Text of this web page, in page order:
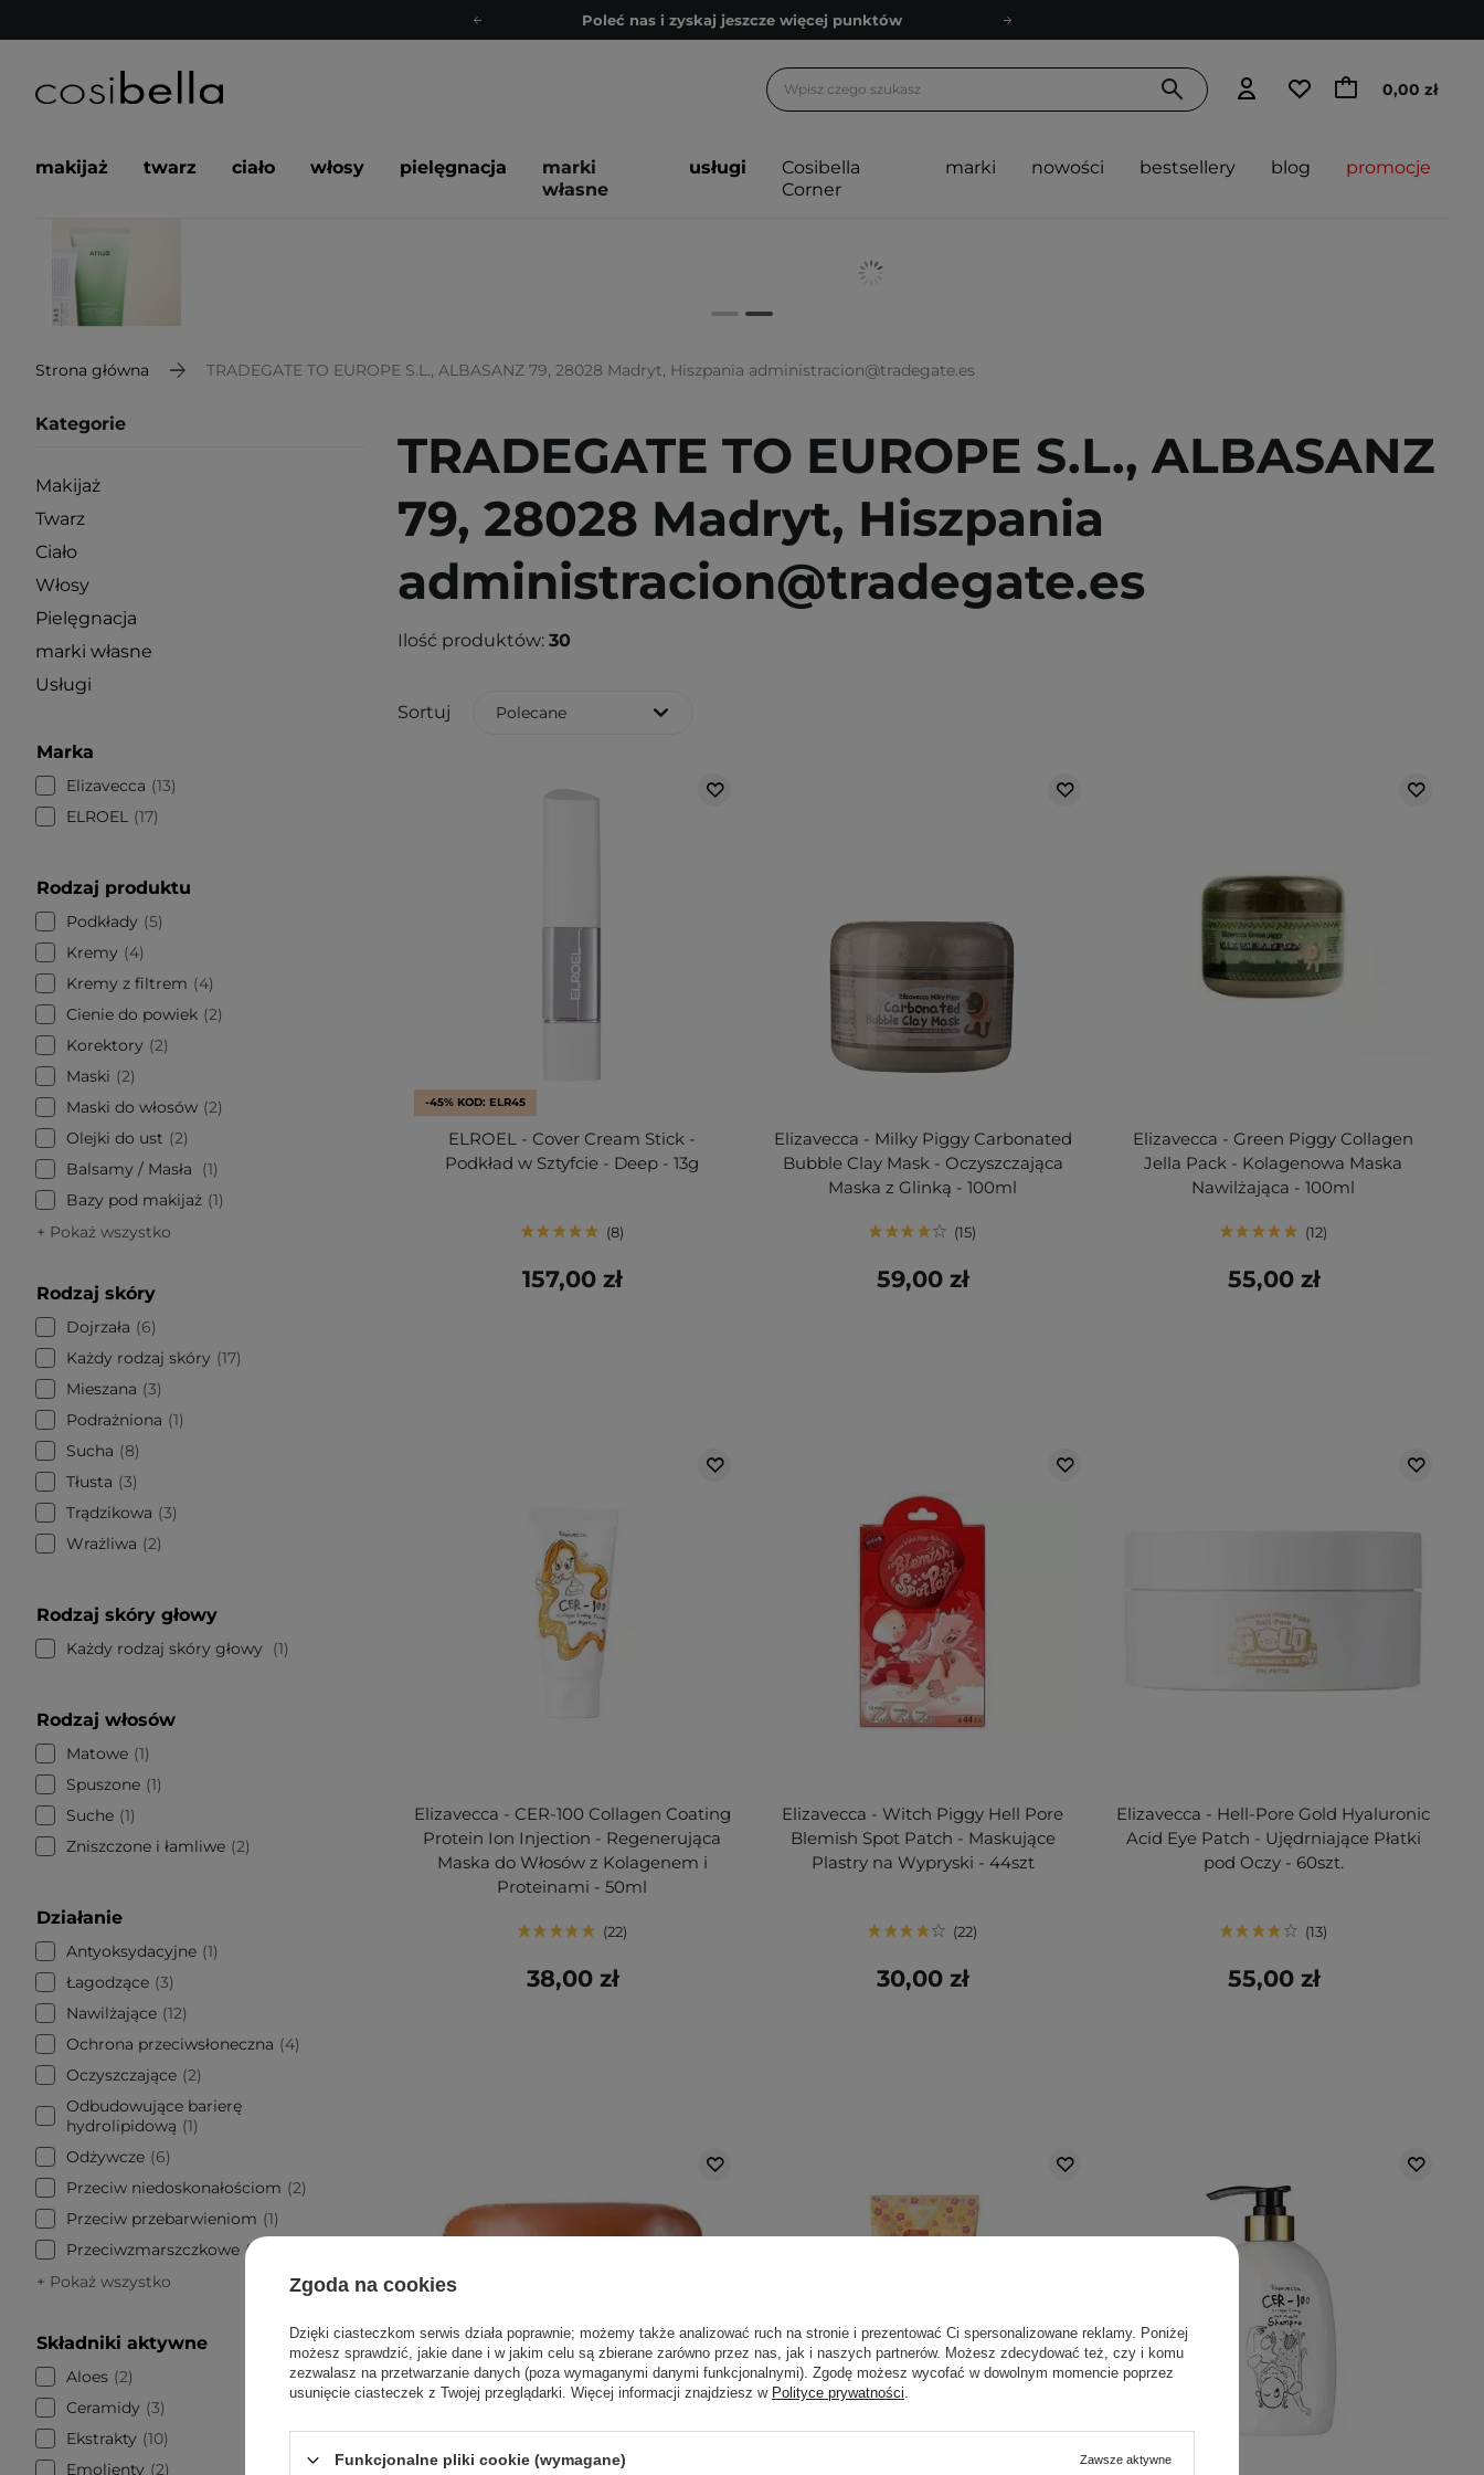
Poleć nas i zyskaj jeszcze więcej punktów
Bezpłatne konsultacje kosmetologiczne
Poleć nas i zyskaj jeszcze więcej punktów
0,00 zł
makijaż twarz ciało włosy pielęgnacja
marki
własne
usługi
Cosibella
Corner
marki nowości bestsellery blog promocje
Strona główna TRADEGATE TO EUROPE S.L., ALBASANZ 79, 28028 Madryt, Hiszpania administracion@tradegate.es
Kategorie
Makijaż
Twarz
Ciało
Włosy
Pielęgnacja
marki własne
Usługi
Marka
Elizavecca
13
ELROEL 17
Rodzaj produktu
Podkłady
5
Kremy
4
Kremy z filtrem
4
Cienie do powiek 2
Korektory
2
Maski
2
Maski do włosów 2
Olejki do ust
2
Balsamy / Masła
1
Bazy pod makijaż 1
+ Pokaż wszystko
Rodzaj skóry
Dojrzała
6
Każdy rodzaj skóry
17
Mieszana
3
Podrażniona
1
Sucha
8
Tłusta
3
Trądzikowa
3
Wrażliwa
2
Rodzaj skóry głowy
Każdy rodzaj skóry głowy 1
Rodzaj włosów
Matowe 1
Spuszone 1
Suche 1
Zniszczone i łamliwe 2
Działanie
Antyoksydacyjne 1
Łagodzące 3
Nawilżające 12
Ochrona przeciwsłoneczna
4
Oczyszczające 2
Odbudowujące barierę
hydrolipidową
1
Odżywcze
6
Przeciw niedoskonałościom
2
Przeciw przebarwieniom
1
Przeciwzmarszczkowe 3
+ Pokaż wszystko
Składniki aktywne
Aloes 2
Ceramidy
3
Ekstrakty
10
Emolienty
2
TRADEGATE TO EUROPE S.L., ALBASANZ
79, 28028 Madryt, Hiszpania
administracion@tradegate.es
Ilość produktów: 30
Sortuj Polecane
-45% KOD: ELR45
ELROEL - Cover Cream Stick -
Podkład w Sztyfcie - Deep - 13g
8
157,00 zł
Elizavecca - Milky Piggy Carbonated
Bubble Clay Mask - Oczyszczająca
Maska z Glinką - 100ml
15
59,00 zł
Elizavecca - Green Piggy Collagen
Jella Pack - Kolagenowa Maska
Nawilżająca - 100ml
12
55,00 zł
Elizavecca - CER-100 Collagen Coating
Protein Ion Injection - Regenerująca
Maska do Włosów z Kolagenem i
Proteinami - 50ml
22
38,00 zł
Elizavecca - Witch Piggy Hell Pore
Blemish Spot Patch - Maskujące
Plastry na Wypryski - 44szt
22
30,00 zł
Elizavecca - Hell-Pore Gold Hyaluronic
Acid Eye Patch - Ujędrniające Płatki
pod Oczy - 60szt.
13
55,00 zł
Zgoda na cookies
Dzięki ciasteczkom serwis działa poprawnie; możemy także analizować ruch na stronie i prezentować Ci spersonalizowane reklamy. Poniżej
możesz sprawdzić, jakie dane i w jakim celu są zbierane zarówno przez nas, jak i naszych partnerów. Możesz zdecydować też, czy i komu
zezwalasz na przetwarzanie danych (poza wymaganymi danymi funkcjonalnymi). Zgodę możesz wycofać w dowolnym momencie poprzez
usunięcie ciasteczek z Twojej przeglądarki. Więcej informacji znajdziesz w Polityce prywatności.
Funkcjonalne pliki cookie (wymagane) Zawsze aktywne